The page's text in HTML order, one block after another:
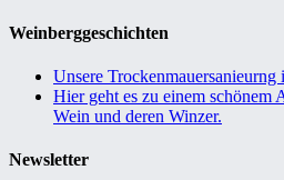
Weinberggeschichten
Unsere Trockenmauersanieurng
Hier geht es zu einem schönem
Wein und deren Winzer.
Newsletter